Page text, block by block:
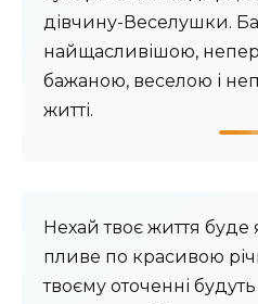
дівчину-Веселушки.
найщасливішою,
бажаною, веселою і
житті.
Нехай твоє життя буде
пливе по красивою
твоєму оточенні